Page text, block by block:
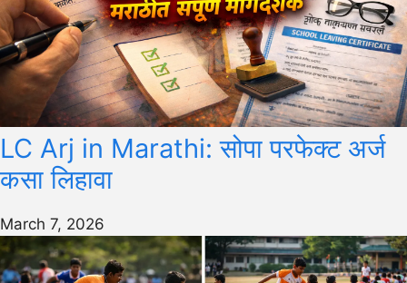
LC Arj in Marathi: सोपा परफेक्ट अर्ज
कसा लिहावा
March 7, 2026